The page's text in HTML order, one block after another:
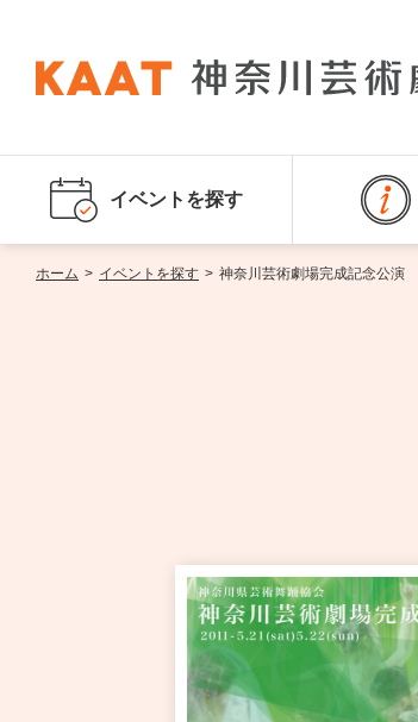
イベントを探す
ホーム > イベントを探す > 神奈川芸術劇場完成記念公演